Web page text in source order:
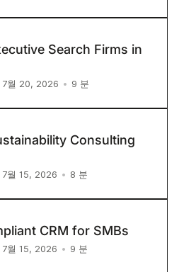
Search Firms in
7월 20, 2026 • 9 분
Consulting
7월 15, 2026 • 8 분
CRM for SMBs
7월 15, 2026 • 9 분